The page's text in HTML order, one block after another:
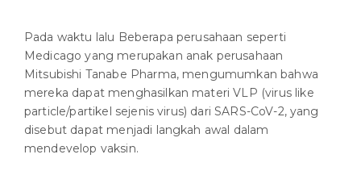
Pada waktu lalu Beberapa perusahaan seperti
Medicago yang merupakan anak perusahaan
Mitsubishi Tanabe Pharma, mengumumkan bahwa
mereka dapat menghasilkan materi VLP (virus like
particle/partikel sejenis virus) dari SARS-CoV-2, yang
disebut dapat menjadi langkah awal dalam
mendevelop vaksin.